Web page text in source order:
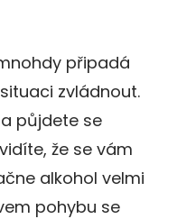
připadá
zvládnout.
půjdete se
že se vám
alkohol velmi
pohybu se